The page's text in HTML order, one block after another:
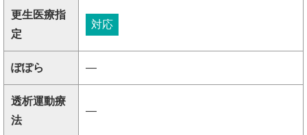
更生医療指
定
対応
ぽぽら ―
透析運動療
法
―